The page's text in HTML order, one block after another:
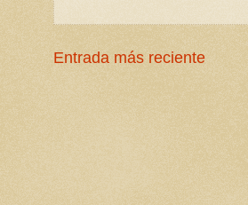
Entrada más reciente